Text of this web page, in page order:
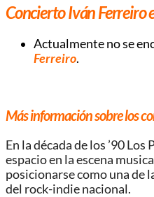
Concierto Iván Ferreiro
Actualmente no se
Ferreiro.
Más información sobre los
En la década de los ’90
espacio en la escena
posicionarse como una de
del rock-indie nacional.